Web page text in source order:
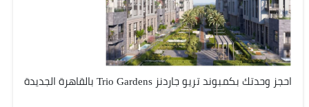
احجز وحدتك بكمبوند تريو جاردنز Trio Gardens بالقاهرة الجديدة